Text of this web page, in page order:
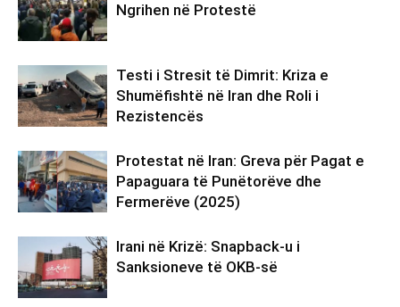
Ngrihen në Protestë
Testi i Stresit të Dimrit: Kriza e
Shumëfishtë në Iran dhe Roli i
Rezistencës
Protestat në Iran: Greva për Pagat e
Papaguara të Punëtorëve dhe
Fermerëve (2025)
Irani në Krizë: Snapback-u i
Sanksioneve të OKB-së